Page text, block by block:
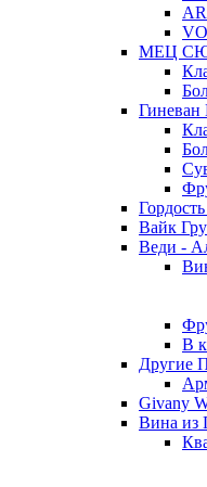
МЕЦ
Гиневан
Вайк
Веди -
В
Другие
Givany
Вина из